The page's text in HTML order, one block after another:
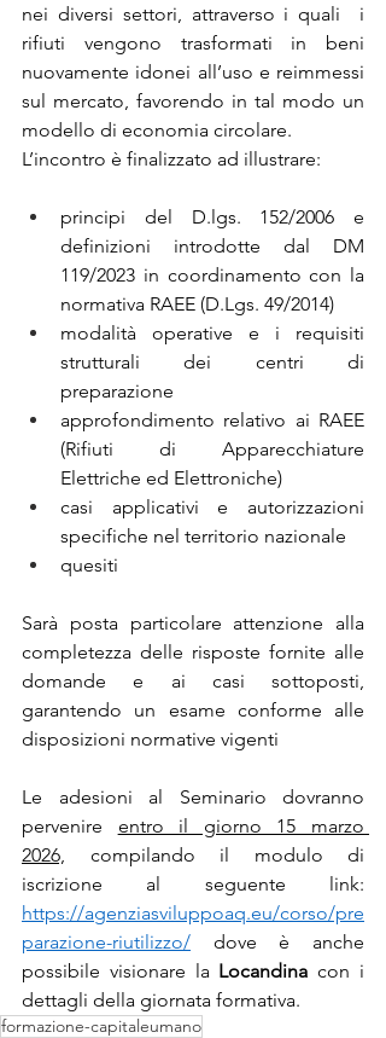
nei diversi settori, attraverso i quali  i
rifiuti vengono trasformati in beni
nuovamente idonei all’uso e reimmessi
sul mercato, favorendo in tal modo un
modello di economia circolare.
L’incontro è finalizzato ad illustrare:
principi del D.lgs. 152/2006 e
definizioni introdotte dal DM
119/2023 in coordinamento con la
normativa RAEE (D.Lgs. 49/2014)
modalità operative e i requisiti
strutturali dei centri di
preparazione
approfondimento relativo ai RAEE
(Rifiuti di Apparecchiature
Elettriche ed Elettroniche)
casi applicativi e autorizzazioni
specifiche nel territorio nazionale
quesiti
Sarà posta particolare attenzione alla
completezza delle risposte fornite alle
domande e ai casi sottoposti,
garantendo un esame conforme alle
disposizioni normative vigenti
Le adesioni al Seminario dovranno
pervenire entro il giorno 15 marzo
2026,
compilando il modulo di
https://agenziasviluppoaq.eu/corso/pre
parazione-riutilizzo/ dove è anche
possibile visionare la Locandina con i
dettagli della giornata formativa.
formazione-capitaleumano